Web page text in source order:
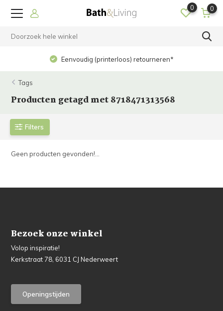
0 0
Eenvoudig (printerloos) retourneren*
Tags
Producten getagd met 8718471313568
Filters
Geen producten gevonden!...
Bezoek onze winkel
Volop inspiratie!
Kerkstraat 78, 6031 CJ Nederweert
Openingstijden